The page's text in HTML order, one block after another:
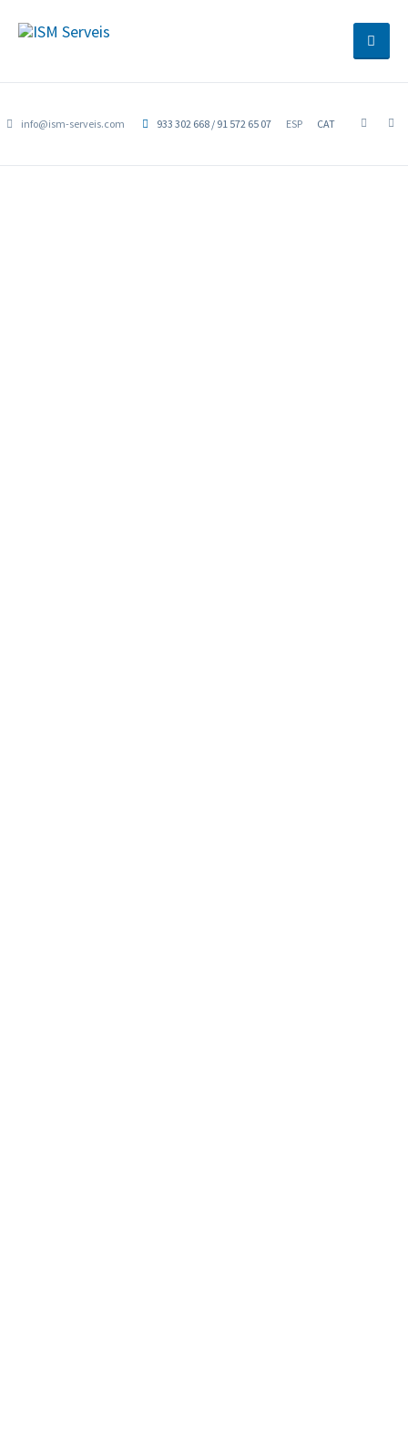
info@ism-serveis.com 933 302 668 / 91 572 65 07 ESP CAT